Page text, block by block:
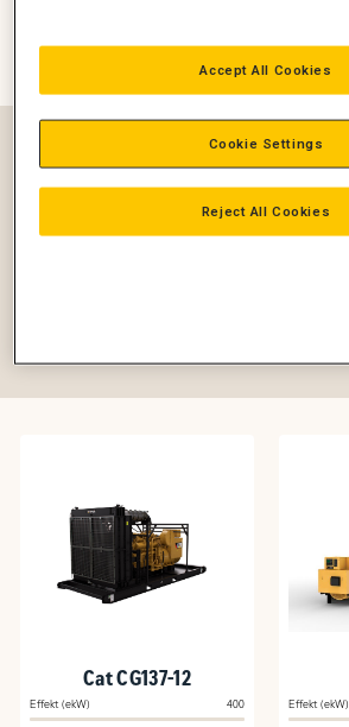
Cat CG137-12
Effekt (ekW) 400 Effekt (ekW)
Reject All Cookies
Accept All Cookies
Cookie Settings